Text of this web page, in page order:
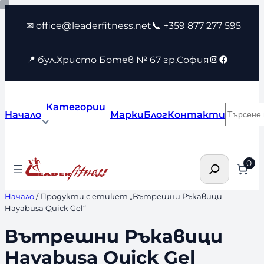
Към
съдържанието
✉ office@leaderfitness.net📞 +359 877 277 595
📍 бул.Христо Ботев № 67 гр.София Instagram
Facebook
Начало
Категории
МаркиБлогКонтакти
Търсене 0
Начало/ Продукти с етикет „Вътрешни Ръкавици
Hayabusa Quick Gel“
Вътрешни Ръкавици
Hayabusa Quick Gel